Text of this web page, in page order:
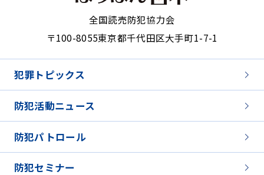
全国読売防犯協力会
〒100-8055東京都千代田区大手町1-7-1
犯罪トピックス
防犯活動ニュース
防犯パトロール
防犯セミナー